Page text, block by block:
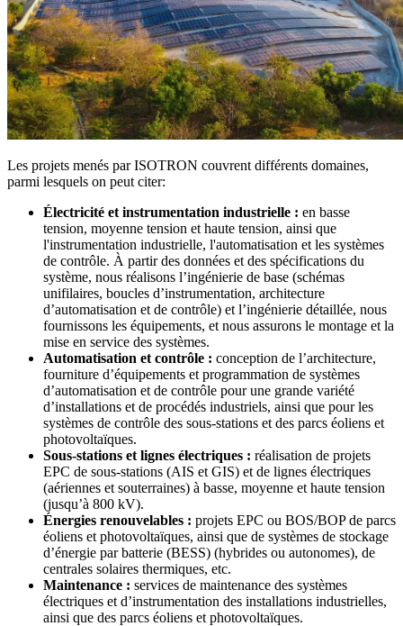
Les projets menés par ISOTRON couvrent différents domaines,
parmi lesquels on peut citer:
Électricité et instrumentation industrielle : en basse
tension, moyenne tension et haute tension, ainsi que
l'instrumentation industrielle, l'automatisation et les systèmes
de contrôle. À partir des données et des spécifications du
système, nous réalisons l’ingénierie de base (schémas
unifilaires, boucles d’instrumentation, architecture
d’automatisation et de contrôle) et l’ingénierie détaillée, nous
fournissons les équipements, et nous assurons le montage et la
mise en service des systèmes.
Automatisation et contrôle : conception de l’architecture,
fourniture d’équipements et programmation de systèmes
d’automatisation et de contrôle pour une grande variété
d’installations et de procédés industriels, ainsi que pour les
systèmes de contrôle des sous-stations et des parcs éoliens et
photovoltaïques.
Sous-stations et lignes électriques : réalisation de projets
EPC de sous-stations (AIS et GIS) et de lignes électriques
(aériennes et souterraines) à basse, moyenne et haute tension
(jusqu’à 800 kV).
Énergies renouvelables : projets EPC ou BOS/BOP de parcs
éoliens et photovoltaïques, ainsi que de systèmes de stockage
d’énergie par batterie (BESS) (hybrides ou autonomes), de
centrales solaires thermiques, etc.
Maintenance : services de maintenance des systèmes
électriques et d’instrumentation des installations industrielles,
ainsi que des parcs éoliens et photovoltaïques.